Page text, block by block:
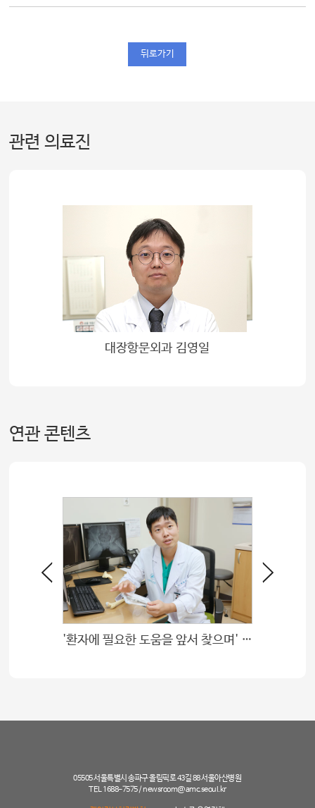
뒤로가기
관련 의료진
대장항문외과 김영일
연관 콘텐츠
'환자에 필요한 도움을 앞서 찾으며' 정형외과 김철호 교수
05505 서울특별시 송파구 올림픽로 43길 88 서울아산병원
TEL 1688-7575 /newsroom@amc.seoul.kr